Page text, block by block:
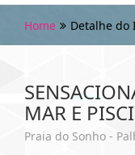
Home Detalhe do
MAR E
Praia do Sonho -